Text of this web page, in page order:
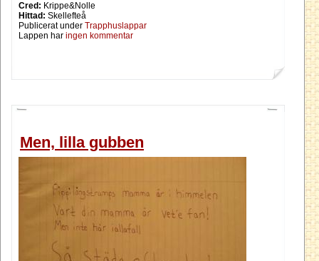
Cred: Krippe&Nolle
Hittad: Skellefteå
Publicerat under Trapphuslappar
Lappen har ingen kommentar
Men, lilla gubben